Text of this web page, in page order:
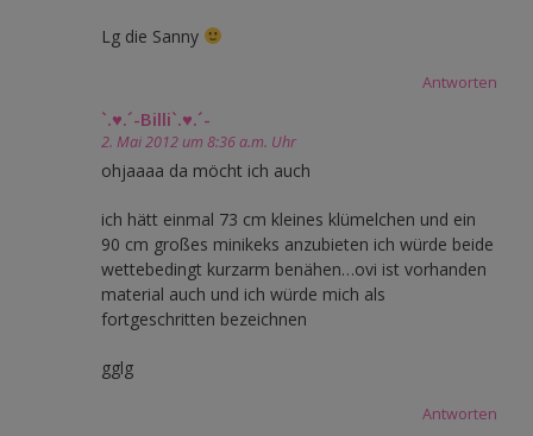
Lg die Sanny
Antworten
`.♥.´-Billi`.♥.´-
2. Mai 2012 um 8:36 a.m. Uhr
ohjaaaa da möcht ich auch
ich hätt einmal 73 cm kleines klümelchen und ein
90 cm großes minikeks anzubieten ich würde beide
wettebedingt kurzarm benähen…ovi ist vorhanden
material auch und ich würde mich als
fortgeschritten bezeichnen
gglg
Antworten